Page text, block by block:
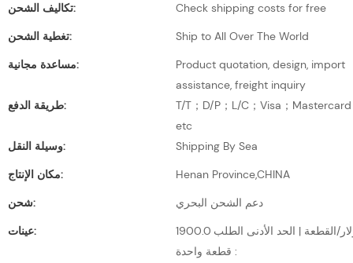
تكاليف الشحن:
Check shipping costs for free
تغطية الشحن:
Ship to All Over The World
مساعدة مجانية:
Product quotation, design, import
assistance, freight inquiry
طريقة الدفع:
T/T；D/P；L/C；Visa；Mastercard
etc
وسيلة النقل:
Shipping By Sea
مكان الإنتاج:
Henan Province,CHINA
شحن:
دعم الشحن البحري
عينات:
1900.0 دولار/القطعة | الحد الأدنى الطلب
: قطعة واحدة